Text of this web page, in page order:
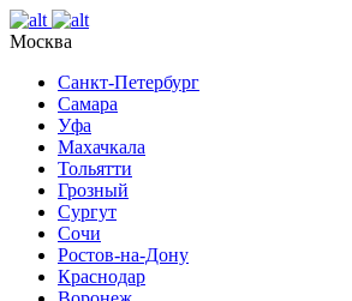
Москва
Санкт-Петербург
Самара
Уфа
Махачкала
Тольятти
Грозный
Сургут
Сочи
Ростов-на-Дону
Краснодар